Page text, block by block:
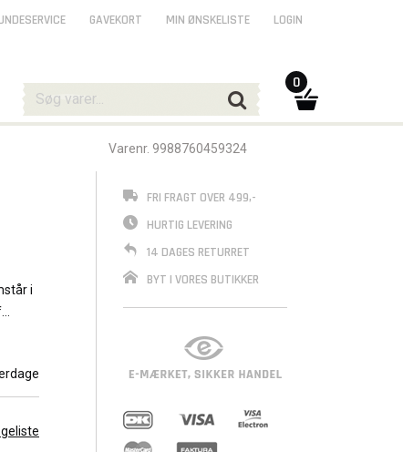
Varenr. 9988760459324
i
FRI FRAGT OVER 499,-
HURTIG LEVERING
14 DAGES RETURRET
BYT I VORES BUTIKKER
GAVEKORT MIN ØNSKELISTE LOGIN
0